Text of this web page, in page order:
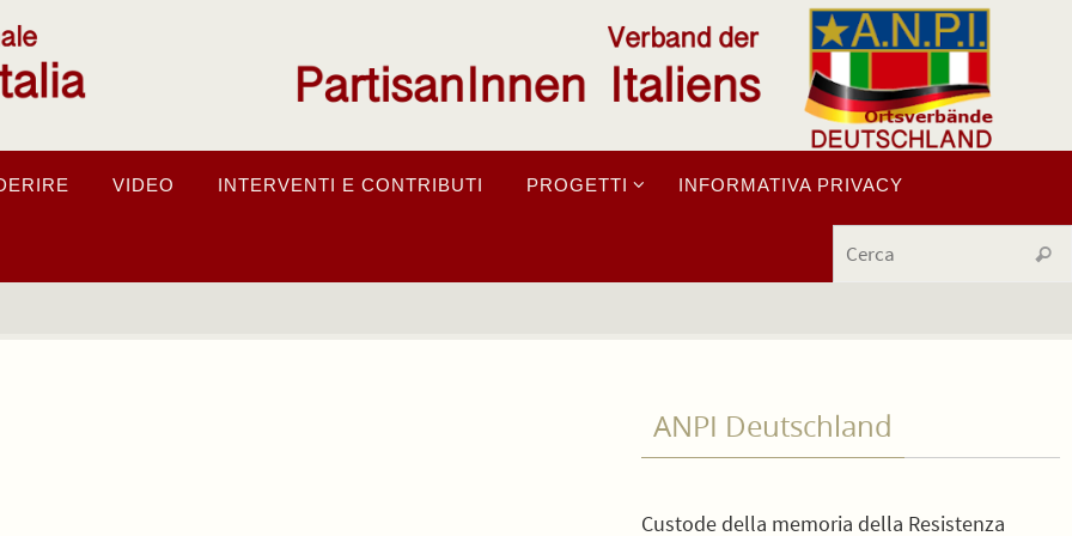
VIDEO INTERVENTI E CONTRIBUTI PROGETTI INFORMATIVA PRIVACY
Cerca
ANPI Deutschland
Custode della memoria della Resistenza